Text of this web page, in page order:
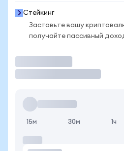
Стейкинг
Заставьте вашу
получайте пассивный
15м 30м 1ч